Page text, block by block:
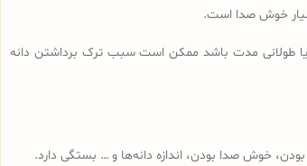
خوش صدا است.
طولانی مدت باشد ممکن است سبب ترک برداشتن دانه
خوش صدا بودن، اندازه دانه‌ها و … بستگی دارد.